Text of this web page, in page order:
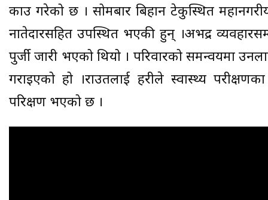
प्रकाउ गरेको छ । सोमबार बिहान टेकुस्थित
नातेदारसहित उपस्थित भएकी हुन् ।अभद्र
पुर्जी जारी भएको थियो । परिवारको समन्वयमा
गराइएको हो ।राउतलाई प्रहरीले स्वास्थ्य
परिक्षण भएको छ ।